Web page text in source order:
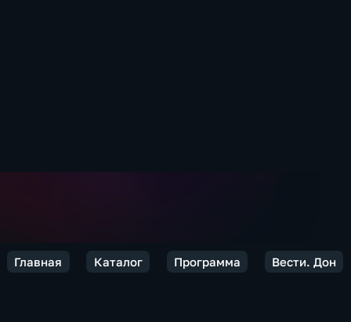
Главная Каталог Программа Вести. Дон